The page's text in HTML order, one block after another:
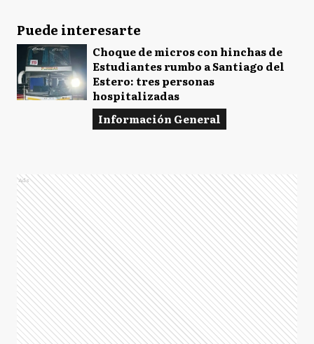
Puede interesarte
Choque de micros con hinchas de
Estudiantes rumbo a Santiago del
Estero: tres personas
hospitalizadas
Información General
Ads